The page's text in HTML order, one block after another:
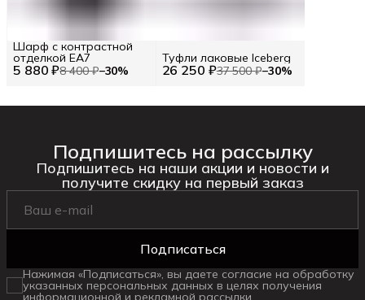
5 880 ₽8 400 ₽−30%
Шарф с контрастной
отделкой EA7
26 250 ₽37 500 ₽−30%
Туфли лаковые Iceberg
Подпишитесь на рассылку
Подпишитесь на наши акции и новости и
получите скидку на первый заказ
Подписаться
Нажимая «Подписаться», вы даете согласие на обработку
указанных персональных данных в целях получения
информационной и рекламной рассылки